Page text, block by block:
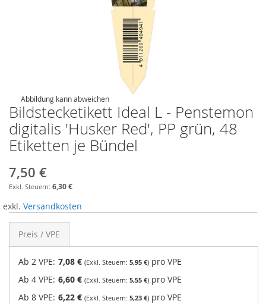
Abbildung kann abweichen
Bildstecketikett Ideal L - Penstemon
digitalis 'Husker Red', PP grün, 48
Etiketten je Bündel
7,50 €
6,30 €
exkl. Versandkosten
Preis / VPE
Ab 2 VPE: 7,08 € 5,95 € pro VPE
Ab 4 VPE: 6,60 € 5,55 € pro VPE
Ab 8 VPE: 6,22 € 5,23 € pro VPE